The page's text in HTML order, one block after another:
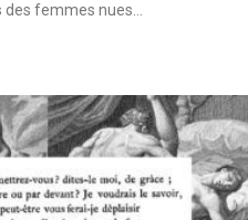
femmes nues…